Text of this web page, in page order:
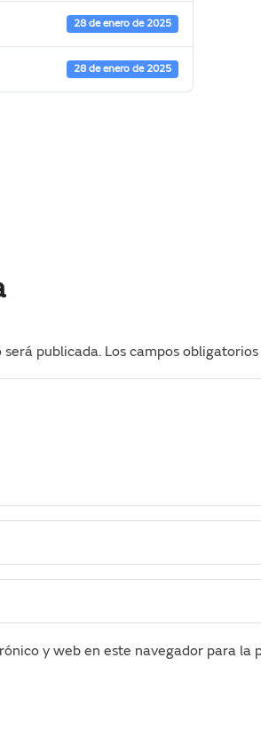
28 de enero de 2025
28 de enero de 2025
publicada. Los campos
y web en este navegador para la